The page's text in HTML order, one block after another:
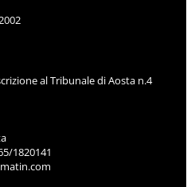
al Tribunale di Aosta n.4
1820141